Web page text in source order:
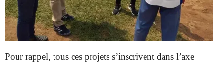
Pour rappel, tous ces projets s’inscrivent dans l’axe